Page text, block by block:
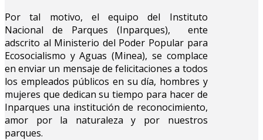
Por tal motivo, el equipo del Instituto
Nacional de Parques (Inparques), ente
adscrito al Ministerio del Poder Popular para
Ecosocialismo y Aguas (Minea), se complace
en enviar un mensaje de felicitaciones a todos
los empleados públicos en su día, hombres y
mujeres que dedican su tiempo para hacer de
Inparques una institución de reconocimiento,
amor por la naturaleza y por nuestros
parques.